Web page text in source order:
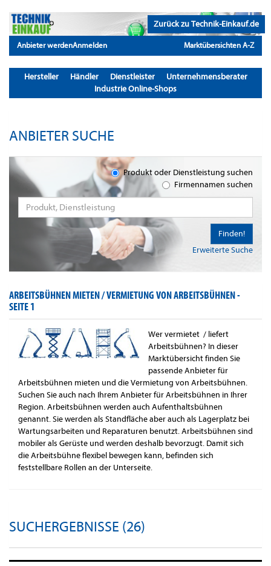
Zurück zu Technik-Einkauf.de
Anbieter werdenAnmelden Marktübersichten A-Z
Hersteller Händler Dienstleister
Unternehmensberater
Industrie Online-Shops
ANBIETER SUCHE
Produkt oder Dienstleistung suchen
Firmennamen suchen
Erweiterte Suche
Finden!
ARBEITSBÜHNEN MIETEN / VERMIETUNG VON ARBEITSBÜHNEN -
SEITE 1
Wer vermietet / liefert
Arbeitsbühnen? In dieser
Marktübersicht finden Sie
passende Anbieter für
Arbeitsbühnen mieten und die Vermietung von Arbeitsbühnen.
Suchen Sie auch nach Ihrem Anbieter für Arbeitsbühnen in Ihrer
Region. Arbeitsbühnen werden auch Aufenthaltsbühnen
genannt. Sie werden als Standfläche aber auch als Lagerplatz bei
Wartungsarbeiten und Reparaturen benutzt. Arbeitsbühnen sind
mobiler als Gerüste und werden deshalb bevorzugt. Damit sich
die Arbeitsbühne flexibel bewegen kann, befinden sich
feststellbare Rollen an der Unterseite.
SUCHERGEBNISSE (26)